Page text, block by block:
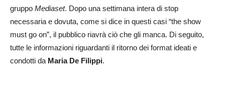
gruppo Mediaset. Dopo una settimana intera di stop
necessaria e dovuta, come si dice in questi casi “the show
must go on”, il pubblico riavrà ciò che gli manca. Di seguito,
tutte le informazioni riguardanti il ritorno dei format ideati e
condotti da Maria De Filippi.